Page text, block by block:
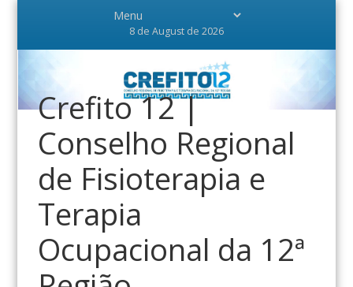
8 de August de 2026
Crefito 12 |
Conselho Regional
de Fisioterapia e
Terapia
Ocupacional da 12ª